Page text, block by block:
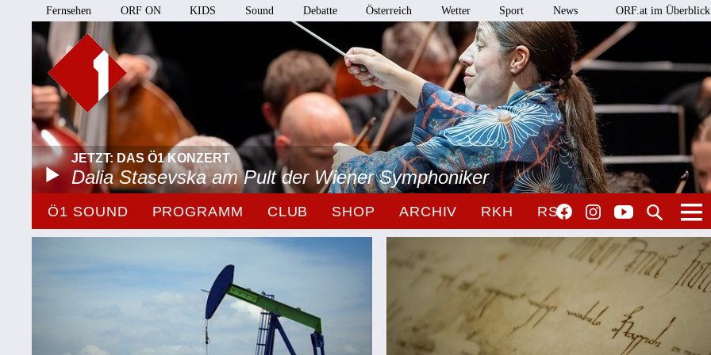
Fernsehen ORF ON KIDS Sound Debatte Österreich Wetter Sport News ORF.at im Überblick
JETZT: DAS Ö1 KONZERT
Dalia Stasevska am Pult der Wiener Symphoniker
Ö1 SOUND PROGRAMM CLUB SHOP ARCHIV RKH RSO